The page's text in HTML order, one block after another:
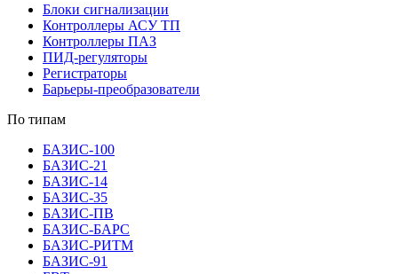
Блоки сигнализации
Контроллеры АСУ ТП
Контроллеры ПАЗ
ПИД-регуляторы
Регистраторы
Барьеры-преобразователи
По типам
БАЗИС-100
БАЗИС-21
БАЗИС-14
БАЗИС-35
БАЗИС-ПВ
БАЗИС-БАРС
БАЗИС-РИТМ
БАЗИС-91